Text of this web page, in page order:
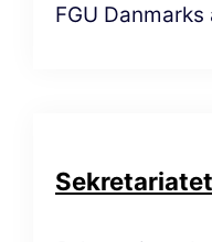
FGU
Sekretariatet